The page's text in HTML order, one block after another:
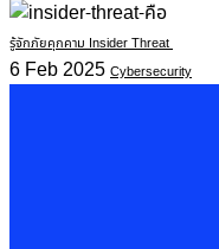
รู้จักภัยคุกคาม Insider Threat
6 Feb 2025 Cybersecurity